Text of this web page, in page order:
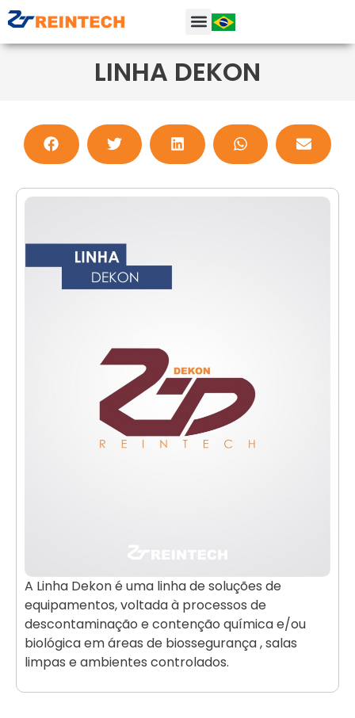
LINHA DEKON
A Linha Dekon é uma linha de soluções de
equipamentos, voltada à processos de
descontaminação e contenção química e/ou
biológica em áreas de biossegurança , salas
limpas e ambientes controlados.